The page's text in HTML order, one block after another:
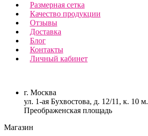
Размерная сетка
Качество продукции
Отзывы
Доставка
Блог
Контакты
Личный кабинет
г. Москва
ул. 1-ая Бухвостова, д. 12/11, к. 10 м.
Преображенская площадь
Магазин